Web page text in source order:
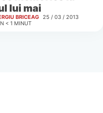
lui mai
BRICEAG 25 / 03 / 2013
< 1 MINUT